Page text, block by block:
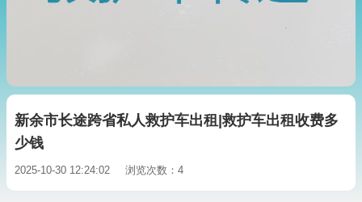
新余市长途跨省私人救护车出租|救护车出租收费多
少钱
2025-10-30 12:24:02 浏览次数：4